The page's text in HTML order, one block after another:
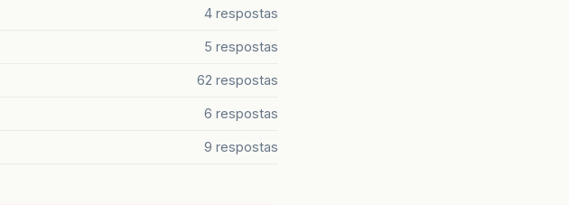
4 respostas
5 respostas
62 respostas
6 respostas
9 respostas